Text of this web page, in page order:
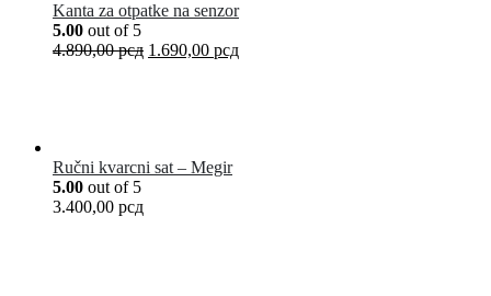
Kanta za otpatke na senzor
5.00 out of 5
4.890,00рсд 1.690,00 рсд
Ručni kvarcni sat – Megir
5.00 out of 5
3.400,00 рсд